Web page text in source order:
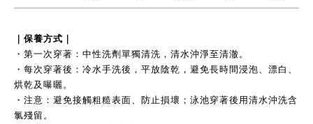
｜保養方式｜
・第一次穿著：中性洗劑單獨清洗，清水沖淨至清澈。
・每次穿著後：冷水手洗後，平放陰乾，避免長時間浸泡、漂白、
烘乾及曝曬。
・注意：避免接觸粗糙表面、防止損壞；泳池穿著後用清水沖洗含
氯殘留。